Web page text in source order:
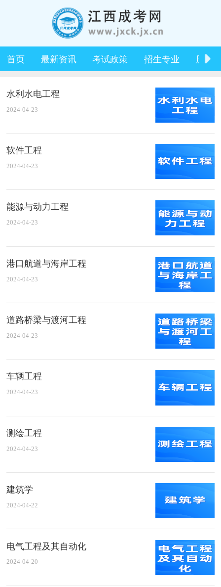
首页 最新资讯 考试政策 招生专业 历年
水利水电工程
2024-04-23
软件工程
2024-04-23
能源与动力工程
2024-04-23
港口航道与海岸工程
2024-04-23
道路桥梁与渡河工程
2024-04-23
车辆工程
2024-04-23
测绘工程
2024-04-23
建筑学
2024-04-22
电气工程及其自动化
2024-04-20